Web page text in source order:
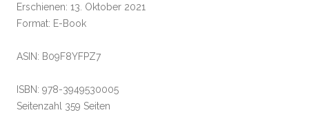
Erschienen: 13. Oktober 2021
Format: E-Book
ASIN: B09F8YFPZ7
ISBN: 978-3949530005
Seitenzahl 359 Seiten